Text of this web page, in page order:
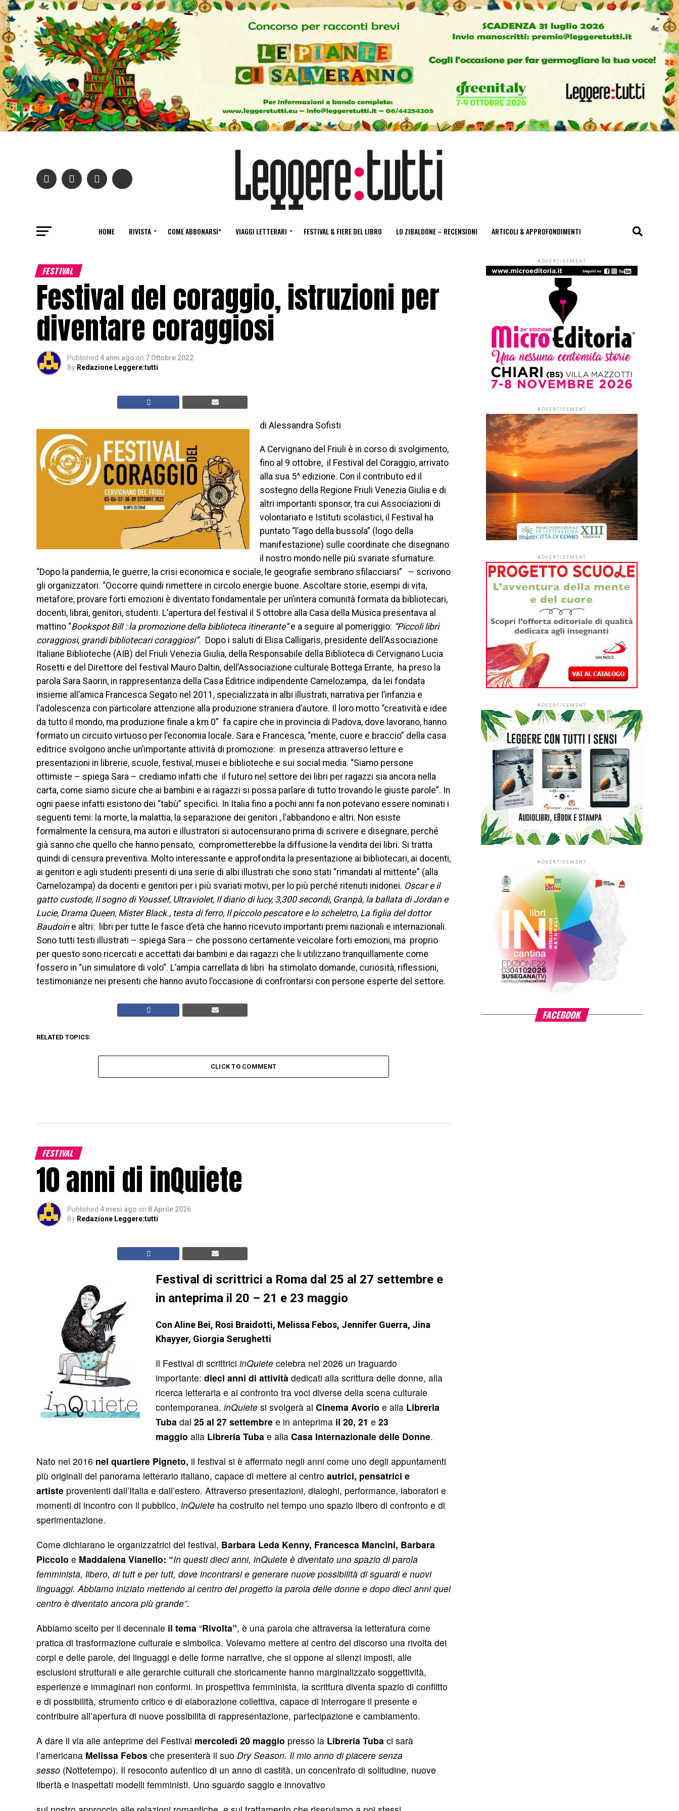
HOME RIVISTA COME ABBONARSI* VIAGGI LETTERARI FESTIVAL & FIERE DEL LIBRO LO ZIBALDONE – RECENSIONI ARTICOLI & APPROFONDIMENTI
FESTIVAL
Festival del coraggio, istruzioni per
diventare coraggiosi
Published 4 anni ago on 7 Ottobre 2022
By Redazione Leggere:tutti
di Alessandra Sofisti
A Cervignano del Friuli è in corso di svolgimento,
fino al 9 ottobre, il Festival del Coraggio, arrivato
alla sua 5^ edizione. Con il contributo ed il
sostegno della Regione Friuli Venezia Giulia e di
altri importanti sponsor, tra cui Associazioni di
volontariato e Istituti scolastici, il Festival ha
puntato “l’ago della bussola” (logo della
manifestazione) sulle coordinate che disegnano
il nostro mondo nelle più svariate sfumature.
“Dopo la pandemia, le guerre, la crisi economica e sociale, le geografie sembrano sfilacciarsi” – scrivono
gli organizzatori. “Occorre quindi rimettere in circolo energie buone. Ascoltare storie, esempi di vita,
metafore, provare forti emozioni è diventato fondamentale per un’intera comunità formata da bibliotecari,
docenti, librai, genitori, studenti. L’apertura del festival il 5 ottobre alla Casa della Musica presentava al
mattino “Bookspot Bill : la promozione della biblioteca itinerante”e a seguire al pomeriggio: “Piccoli libri
coraggiosi, grandi bibliotecari coraggiosi”. Dopo i saluti di Elisa Calligaris, presidente dell’Associazione
Italiane Biblioteche (AIB) del Friuli Venezia Giulia, della Responsabile della Biblioteca di Cervignano Lucia
Rosetti e del Direttore del festival Mauro Daltin, dell’Associazione culturale Bottega Errante, ha preso la
parola Sara Saorin, in rappresentanza della Casa Editrice indipendente Camelozampa, da lei fondata
insieme all’amica Francesca Segato nel 2011, specializzata in albi illustrati, narrativa per l’infanzia e
l’adolescenza con particolare attenzione alla produzione straniera d’autore. Il loro motto “creatività e idee
da tutto il mondo, ma produzione finale a km 0” fa capire che in provincia di Padova, dove lavorano, hanno
formato un circuito virtuoso per l’economia locale. Sara e Francesca, “mente, cuore e braccio” della casa
editrice svolgono anche un’importante attività di promozione: in presenza attraverso letture e
presentazioni in librerie, scuole, festival, musei e biblioteche e sui social media. “Siamo persone
ottimiste – spiega Sara – crediamo infatti che il futuro nel settore dei libri per ragazzi sia ancora nella
carta, come siamo sicure che ai bambini e ai ragazzi si possa parlare di tutto trovando le giuste parole”. In
ogni paese infatti esistono dei “tabù” specifici. In Italia fino a pochi anni fa non potevano essere nominati i
seguenti temi: la morte, la malattia, la separazione dei genitori , l’abbandono e altri. Non esiste
formalmente la censura, ma autori e illustratori si autocensurano prima di scrivere e disegnare, perché
già sanno che quello che hanno pensato, comprometterebbe la diffusione la vendita dei libri. Si tratta
quindi di censura preventiva. Molto interessante e approfondita la presentazione ai bibliotecari, ai docenti,
ai genitori e agli studenti presenti di una serie di albi illustrati che sono stati “rimandati al mittente” (alla
Camelozampa) da docenti e genitori per i più svariati motivi, per lo più perché ritenuti inidonei. Oscar e il
gatto custode, Il sogno di Youssef, Ultraviolet, Il diario di lucy, 3,300 secondi, Granpà, la ballata di Jordan e
Lucie, Drama Queen, Mister Black., testa di ferro, Il piccolo pescatore e lo scheletro, La figlia del dottor
Baudoine altri: libri per tutte le fasce d’età che hanno ricevuto importanti premi nazionali e internazionali.
Sono tutti testi illustrati – spiega Sara – che possono certamente veicolare forti emozioni, ma proprio
per questo sono ricercati e accettati dai bambini e dai ragazzi che li utilizzano tranquillamente come
fossero in “un simulatore di volo”. L’ampia carrellata di libri ha stimolato domande, curiosità, riflessioni,
testimonianze nei presenti che hanno avuto l’occasione di confrontarsi con persone esperte del settore.
RELATED TOPICS:
CLICK TO COMMENT
FESTIVAL
10 anni di inQuiete
Published 4 mesi ago on 8 Aprile 2026
By Redazione Leggere:tutti
Festival di scrittrici a Roma dal 25 al 27 settembre e
in anteprima il 20 – 21 e 23 maggio
Con Aline Bei, Rosi Braidotti, Melissa Febos, Jennifer Guerra, Jina
Khayyer, Giorgia Serughetti
Il Festival di scrittrici inQuiete celebra nel 2026 un traguardo
importante: dieci anni di attività dedicati alla scrittura delle donne, alla
ricerca letteraria e al confronto tra voci diverse della scena culturale
contemporanea. inQuiete si svolgerà al Cinema Avorio e alla Libreria
Tuba dal 25 al 27 settembre e in anteprima il 20, 21 e 23
maggio alla Libreria Tuba e alla Casa Internazionale delle Donne.
Nato nel 2016 nel quartiere Pigneto, il festival si è affermato negli anni come uno degli appuntamenti
più originali del panorama letterario italiano, capace di mettere al centro autrici, pensatrici e
artiste provenienti dall’Italia e dall’estero. Attraverso presentazioni, dialoghi, performance, laboratori e
momenti di incontro con il pubblico, inQuiete ha costruito nel tempo uno spazio libero di confronto e di
sperimentazione.
Come dichiarano le organizzatrici del festival, Barbara Leda Kenny, Francesca Mancini, Barbara
Piccolo e Maddalena Vianello: “In questi dieci anni, inQuiete è diventato uno spazio di parola
femminista, libero, di tutt e per tutt, dove incontrarsi e generare nuove possibilità di sguardi e nuovi
linguaggi. Abbiamo iniziato mettendo al centro del progetto la parola delle donne e dopo dieci anni quel
centro è diventato ancora più grande”.
Abbiamo scelto per il decennale il tema “Rivolta”, è una parola che attraversa la letteratura come
pratica di trasformazione culturale e simbolica. Volevamo mettere al centro del discorso una rivolta dei
corpi e delle parole, dei linguaggi e delle forme narrative, che si oppone ai silenzi imposti, alle
esclusioni strutturali e alle gerarchie culturali che storicamente hanno marginalizzato soggettività,
esperienze e immaginari non conformi. In prospettiva femminista, la scrittura diventa spazio di conflitto
e di possibilità, strumento critico e di elaborazione collettiva, capace di interrogare il presente e
contribuire all’apertura di nuove possibilità di rappresentazione, partecipazione e cambiamento.
A dare il via alle anteprime del Festival mercoledì 20 maggio presso la Libreria Tuba ci sarà
l’americana Melissa Febos che presenterà il suo Dry Season. Il mio anno di piacere senza
sesso (Nottetempo). Il resoconto autentico di un anno di castità, un concentrato di solitudine, nuove
libertà e inaspettati modelli femministi. Uno sguardo saggio e innovativo
ADVERTISEMENT
ADVERTISEMENT
ADVERTISEMENT
ADVERTISEMENT
ADVERTISEMENT
FACEBOOK